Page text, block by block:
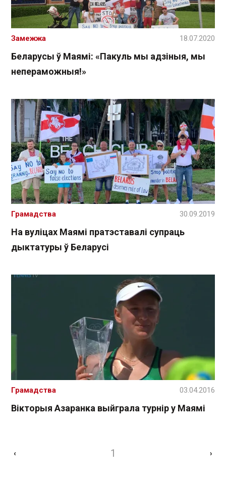
Беларусы ў Маямі: «Пакуль мы адзіныя, мы
непераможныя!»
Замежжа 18.07.2020
На вуліцах Маямі пратэставалі супраць
дыктатуры ў Беларусі
Грамадства 30.09.2019
Вікторыя Азаранка выйграла турнір у Маямі
Грамадства 03.04.2016
‹ 1 ›